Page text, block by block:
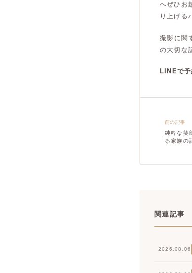
へぜひお
り上げる
撮影に関
の大切な
LINEで予
前の記事
純粋な笑
る家族の
関連記事
2026.08.06